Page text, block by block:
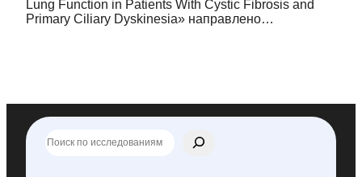
Lung Function in Patients With Cystic Fibrosis and
Primary Ciliary Dyskinesia» направлено…
П
о